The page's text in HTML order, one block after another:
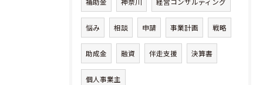
補助金 神奈川 経営コンサルティング
悩み 相談 申請 事業計画 戦略
助成金 融資 伴走支援 決算書
個人事業主